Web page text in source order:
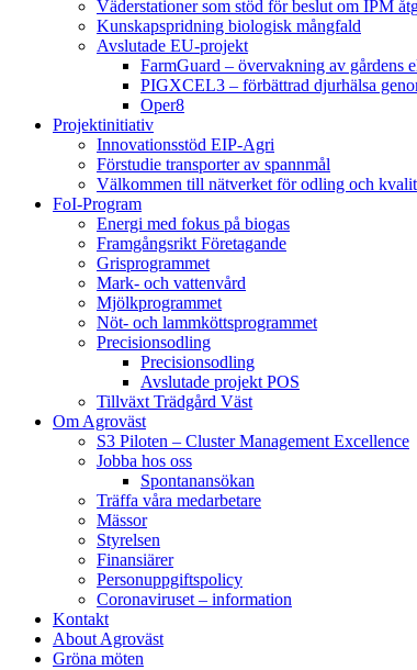
Väderstationer som stöd för beslut om IPM
Kunskapspridning biologisk mångfald
Avslutade EU-projekt
FarmGuard – övervakning av gårdens
PIGXCEL3 – förbättrad djurhälsa
Oper8
Projektinitiativ
Innovationsstöd EIP-Agri
Förstudie transporter av spannmål
Välkommen till nätverket för odling och
FoI-Program
Energi med fokus på biogas
Framgångsrikt Företagande
Grisprogrammet
Mark- och vattenvård
Mjölkprogrammet
Nöt- och lammköttsprogrammet
Precisionsodling
Precisionsodling
Avslutade projekt POS
Tillväxt Trädgård Väst
Om Agroväst
S3 Piloten – Cluster Management Excellence
Jobba hos oss
Spontanansökan
Träffa våra medarbetare
Mässor
Styrelsen
Finansiärer
Personuppgiftspolicy
Coronaviruset – information
Kontakt
About Agroväst
Gröna möten